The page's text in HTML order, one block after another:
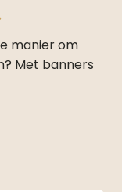
manier om
Met banners